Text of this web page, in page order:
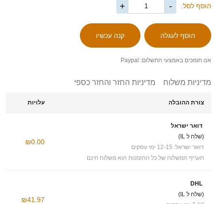
הוסף לסל: -
+
אנו תומכים באמצעי התשלום: Paypal
מדיניות משלוח מדיניות החזר והחזר כספי
צורת ההובלה עלויות
דואר ישראל
(שלח ל IL)
דואר ישראל: 12-15 ימי עסקים
תעריף המשלוח של כל ההזמנות הוא משלוח חינם
₪0.00
DHL
(שלח ל IL)
₪41.97